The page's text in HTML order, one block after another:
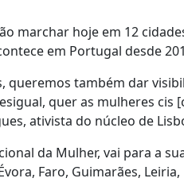
marchar hoje em 12
em Portugal desde
queremos também dar
quer as mulheres
ativista do núcleo de
da Mulher, vai para a
Faro, Guimarães,